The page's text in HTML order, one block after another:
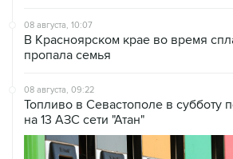
08 августа, 10:07
В Красноярском крае во время
пропала семья
08 августа, 09:22
Топливо в Севастополе в субботу
на 13 АЗС сети "Атан"